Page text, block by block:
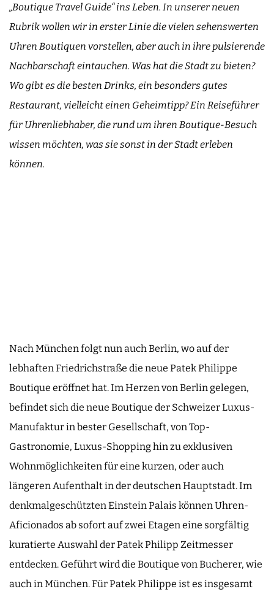
„Boutique Travel Guide“ ins Leben. In unserer neuen
Rubrik wollen wir in erster Linie die vielen sehenswerten
Uhren Boutiquen vorstellen, aber auch in ihre pulsierende
Nachbarschaft eintauchen. Was hat die Stadt zu bieten?
Wo gibt es die besten Drinks, ein besonders gutes
Restaurant, vielleicht einen Geheimtipp? Ein Reiseführer
für Uhrenliebhaber, die rund um ihren Boutique-Besuch
wissen möchten, was sie sonst in der Stadt erleben
können.
Nach München folgt nun auch Berlin, wo auf der
lebhaften Friedrichstraße die neue Patek Philippe
Boutique eröffnet hat. Im Herzen von Berlin gelegen,
befindet sich die neue Boutique der Schweizer Luxus-
Manufaktur in bester Gesellschaft, von Top-
Gastronomie, Luxus-Shopping hin zu exklusiven
Wohnmöglichkeiten für eine kurzen, oder auch
längeren Aufenthalt in der deutschen Hauptstadt. Im
denkmalgeschützten Einstein Palais können Uhren-
Aficionados ab sofort auf zwei Etagen eine sorgfältig
kuratierte Auswahl der Patek Philipp Zeitmesser
entdecken. Geführt wird die Boutique von Bucherer, wie
auch in München. Für Patek Philippe ist es insgesamt